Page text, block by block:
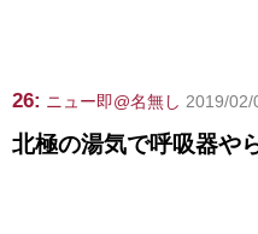
26: ニュー即@名無し 2019/02/
北極の湯気で呼吸器や